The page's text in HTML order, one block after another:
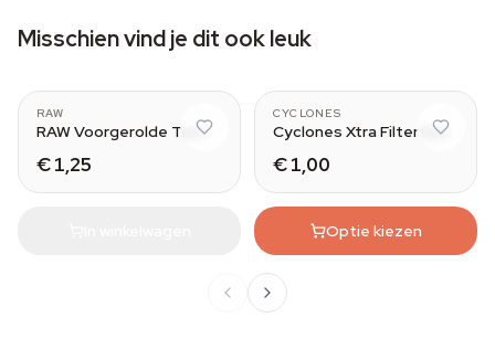
Misschien vind je dit ook leuk
RAW
RAW Voorgerolde Tips
€ 1,25
CYCLONES
Cyclones Xtra Filtertips
€ 1,00
Optie kiezen